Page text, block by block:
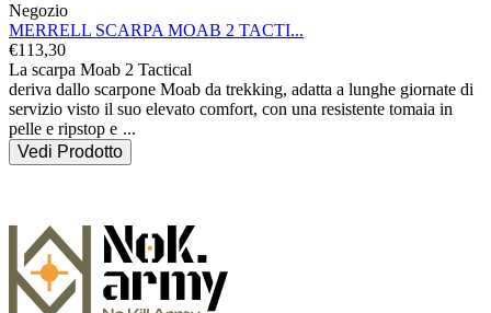
Negozio
MERRELL SCARPA MOAB 2 TACTI...
€113,30
La scarpa Moab 2 Tactical
deriva dallo scarpone Moab da trekking, adatta a lunghe giornate di
servizio visto il suo elevato comfort, con una resistente tomaia in
pelle e ripstop e ...
Vedi Prodotto